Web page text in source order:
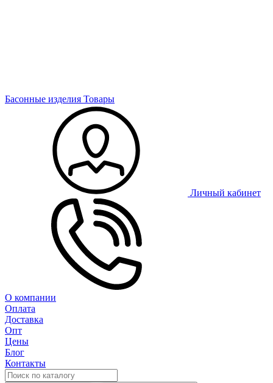
Басонные изделия Товары
Личный кабинет
О компании
Оплата
Доставка
Опт
Цены
Блог
Контакты